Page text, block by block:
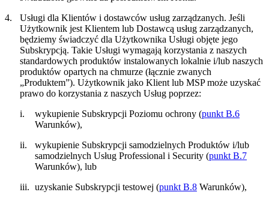
4.
Usługi dla Klientów i dostawców usług zarządzanych. Jeśli
Użytkownik jest Klientem lub Dostawcą usług zarządzanych,
będziemy świadczyć dla Użytkownika Usługi objęte jego
Subskrypcją. Takie Usługi wymagają korzystania z naszych
standardowych produktów instalowanych lokalnie i/lub naszych
produktów opartych na chmurze (łącznie zwanych
„Produktem”). Użytkownik jako Klient lub MSP może uzyskać
prawo do korzystania z naszych Usług poprzez:
i.
wykupienie Subskrypcji Poziomu ochrony (punkt B.6
Warunków),
ii.
wykupienie Subskrypcji samodzielnych Produktów i/lub
samodzielnych Usług Professional i Security (punkt B.7
Warunków), lub
iii. uzyskanie Subskrypcji testowej (punkt B.8 Warunków),